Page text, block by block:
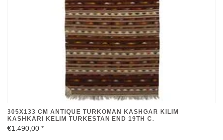
305X133 CM ANTIQUE TURKOMAN KASHGAR KILIM
KASHKARI KELIM TURKESTAN END 19TH C.
€1.490,00 *